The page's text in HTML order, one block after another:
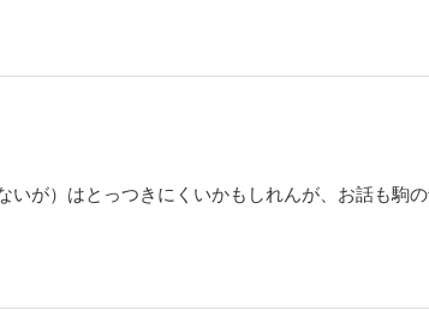
が）はとっつきにくいかもしれんが、お話も駒